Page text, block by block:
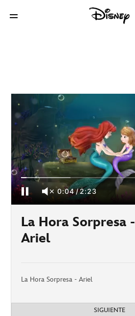
La Hora Sorpresa - Ariel
0:04/2:23
La Hora Sorpresa -
Ariel
La Hora Sorpresa - Ariel
SIGUIENTE